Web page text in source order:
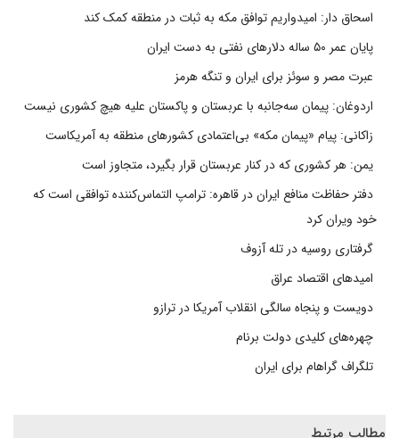
اسحاق دار: امیدواریم توافق مکه به ثبات در منطقه کمک کند
پایان عمر ۵۰ ساله دلارهای نفتی به دست ایران
عبرت مصر و سوئز برای ایران و تنگه هرمز
اردوغان: پیمان سه‌جانبه با عربستان و پاکستان علیه هیچ کشوری نیست
زاکانی: پیام «پیمان مکه» بی‌اعتمادی کشورهای منطقه به آمریکاست
یمن: هر کشوری که در کنار عربستان قرار بگیرد، متجاوز است
دفتر حفاظت منافع ایران در قاهره: ترامپ التماس‌کننده توافقی است که
خود ویران کرد
گرفتاری روسیه در تله آزوف
امیدهای اقتصاد عراق
دویست و پنجاه سالگی انقلاب آمریکا در ترازو
چهره‌های کلیدی دولت برنام
تلگراف گراهام برای ایران